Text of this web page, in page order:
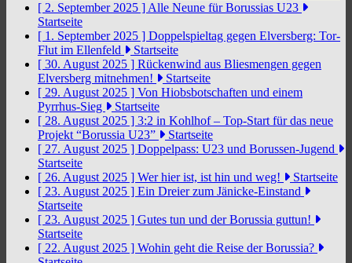
[ 2. September 2025 ] Alle Neune für Borussias U23
Startseite
[ 1. September 2025 ] Doppelspieltag gegen Elversberg: Tor-
Flut im Ellenfeld
Startseite
[ 30. August 2025 ] Rückenwind aus Bliesmengen gegen
Elversberg mitnehmen!
Startseite
[ 29. August 2025 ] Von Hiobsbotschaften und einem
Pyrrhus-Sieg
Startseite
[ 28. August 2025 ] 3:2 in Kohlhof – Top-Start für das neue
Projekt “Borussia U23”
Startseite
[ 27. August 2025 ] Doppelpass: U23 und Borussen-Jugend
Startseite
[ 26. August 2025 ] Wer hier ist, ist hin und weg!
Startseite
[ 23. August 2025 ] Ein Dreier zum Jänicke-Einstand
Startseite
[ 23. August 2025 ] Gutes tun und der Borussia guttun!
Startseite
[ 22. August 2025 ] Wohin geht die Reise der Borussia?